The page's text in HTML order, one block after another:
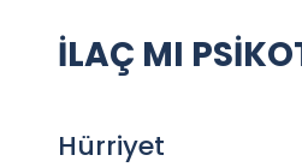
İLAÇ MI
Hürriyet